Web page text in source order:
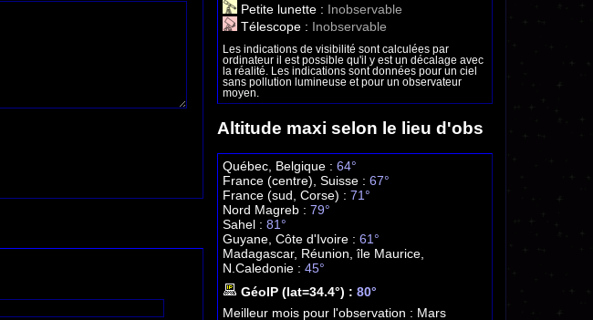
Petite lunette : Inobservable
Télescope : Inobservable
Les indications de visibilité sont calculées par
ordinateur il est possible qu'il y est un décalage avec
la réalité. Les indications sont données pour un ciel
sans pollution lumineuse et pour un observateur
moyen.
Altitude maxi selon le lieu d'obs
Québec, Belgique : 64°
France (centre), Suisse : 67°
France (sud, Corse) : 71°
Nord Magreb : 79°
Sahel : 81°
Guyane, Côte d'Ivoire : 61°
Madagascar, Réunion, île Maurice,
N.Caledonie : 45°
GéoIP (lat=34.4°) : 80°
Meilleur mois pour l'observation : Mars